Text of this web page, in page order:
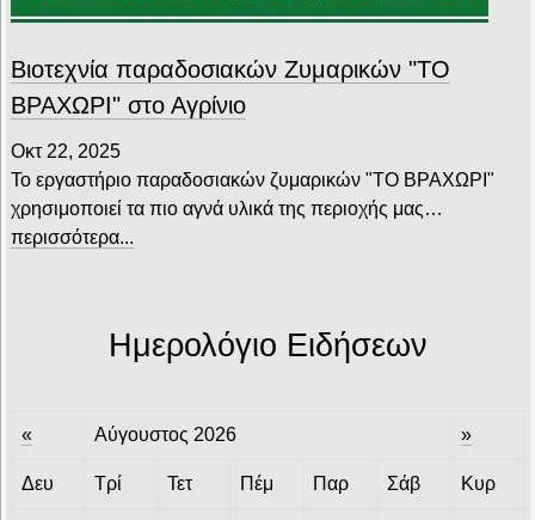
Βιοτεχνία παραδοσιακών Ζυμαρικών "ΤΟ
ΒΡΑΧΩΡΙ" στο Αγρίνιο
Οκτ 22, 2025
Το εργαστήριο παραδοσιακών ζυμαρικών "ΤΟ ΒΡΑΧΩΡΙ"
χρησιμοποιεί τα πιο αγνά υλικά της περιοχής μας…
περισσότερα...
Ημερολόγιο Ειδήσεων
« Αύγουστος 2026 »
Δευ Τρί Τετ Πέμ Παρ Σάβ Κυρ